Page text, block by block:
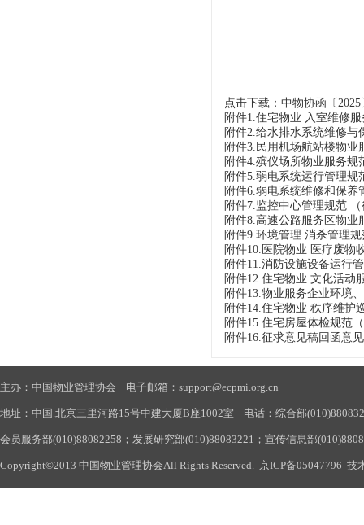
点击下载：中物协函〔
附件1.住宅物业 入室维修
附件2.给水排水系统维修与
附件3.民用机场航站楼物业
附件4.殡仪场所物业服务规
附件5.弱电系统运行管理规
附件6.弱电系统维修和保养
附件7.监控中心管理规范
附件8.高速公路服务区物业
附件9.环境管理 消杀管理
附件10.医院物业 医疗废物
附件11.消防设施设备运行
附件12.住宅物业 文化活动
附件13.物业服务企业环境
附件14.住宅物业 秩序维护
附件15.住宅房屋体检规范
附件16.征求意见稿回函意
主办：中国物业管理协会 电子邮箱：support@ecpmi.org.cn
地址：中国.北京三里河路15号中建大厦B座1002室 电话：综合部
会员服务部(010)88082258；发展研究部(010)88083221；宣传信息部
Copyright©2013 中国物业管理协会All Rights Reserved. 京ICP备05047796 技